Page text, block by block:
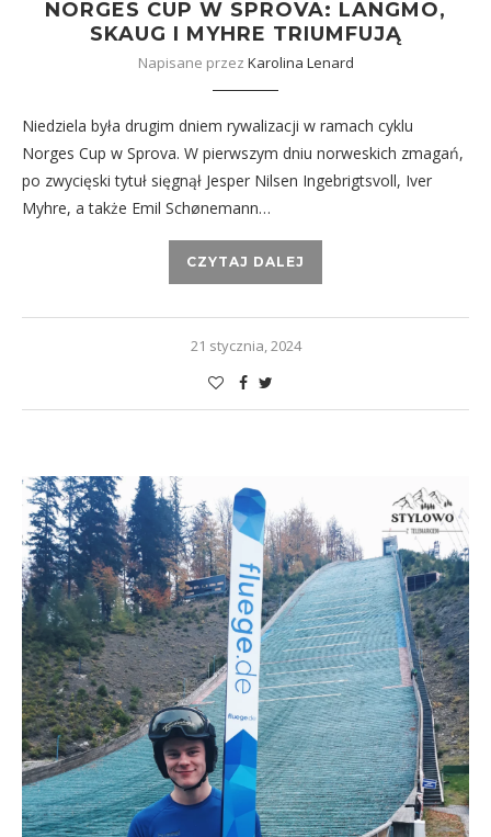
NORGES CUP W SPROVA: LANGMO,
SKAUG I MYHRE TRIUMFUJĄ
Napisane przez Karolina Lenard
Niedziela była drugim dniem rywalizacji w ramach cyklu
Norges Cup w Sprova. W pierwszym dniu norweskich zmagań,
po zwycięski tytuł sięgnął Jesper Nilsen Ingebrigtsvoll, Iver
Myhre, a także Emil Schønemann…
CZYTAJ DALEJ
21 stycznia, 2024